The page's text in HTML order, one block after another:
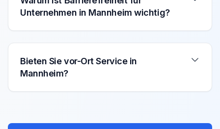
Unternehmen in Mannheim wichtig?
Bieten Sie vor-Ort Service in
Mannheim?